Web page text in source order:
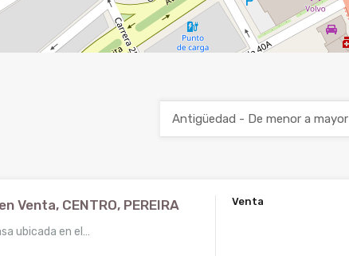
Antigüedad - De menor a mayor
Venta, CENTRO, PEREIRA
ubicada en el…
Venta